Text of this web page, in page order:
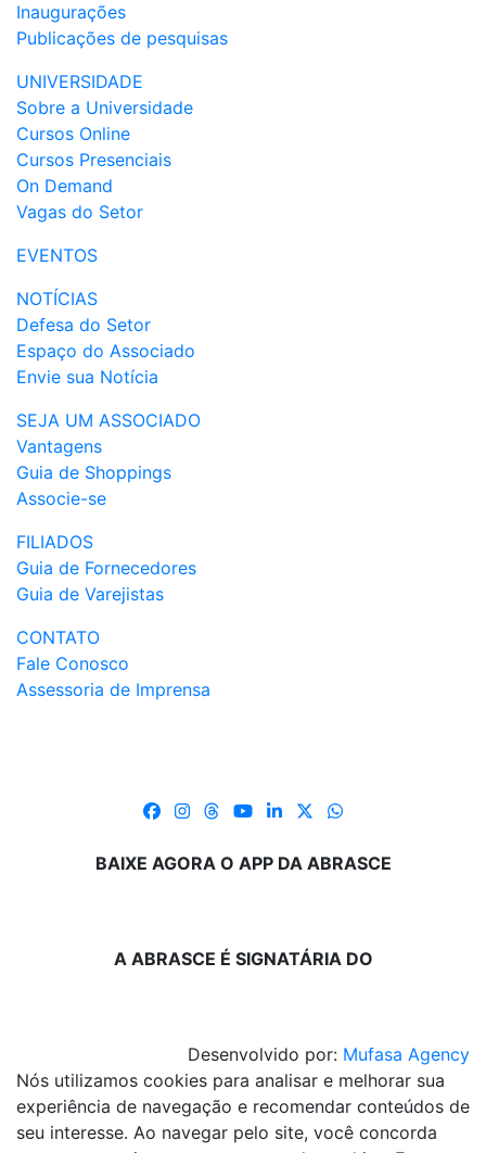
Inaugurações
Publicações de pesquisas
UNIVERSIDADE
Sobre a Universidade
Cursos Online
Cursos Presenciais
On Demand
Vagas do Setor
EVENTOS
NOTÍCIAS
Defesa do Setor
Espaço do Associado
Envie sua Notícia
SEJA UM ASSOCIADO
Vantagens
Guia de Shoppings
Associe-se
FILIADOS
Guia de Fornecedores
Guia de Varejistas
CONTATO
Fale Conosco
Assessoria de Imprensa
BAIXE AGORA O APP DA ABRASCE
A ABRASCE É SIGNATÁRIA DO
Desenvolvido por: Mufasa Agency
Nós utilizamos cookies para analisar e melhorar sua
experiência de navegação e recomendar conteúdos de
seu interesse. Ao navegar pelo site, você concorda